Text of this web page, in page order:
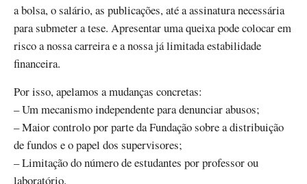
a bolsa, o salário, as publicações, até a assinatura necessária
para submeter a tese. Apresentar uma queixa pode colocar em
risco a nossa carreira e a nossa já limitada estabilidade
financeira.
Por isso, apelamos a mudanças concretas:
– Um mecanismo independente para denunciar abusos;
– Maior controlo por parte da Fundação sobre a distribuição
de fundos e o papel dos supervisores;
– Limitação do número de estudantes por professor ou
laboratório.